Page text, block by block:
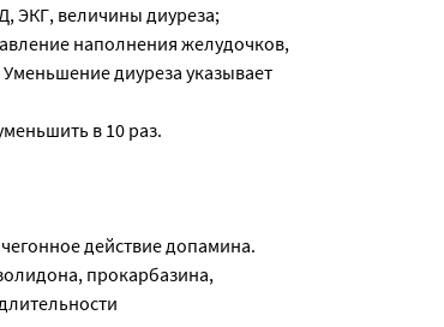
ЭКГ, величины диуреза;
наполнения желудочков,
диуреза указывает
в 10 раз.
действие допамина.
прокарбазина,